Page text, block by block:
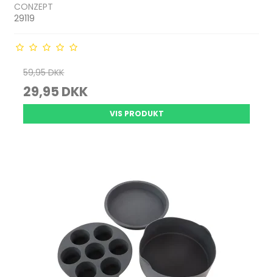
CONZEPT
29119
59,95 DKK
29,95 DKK
VIS PRODUKT